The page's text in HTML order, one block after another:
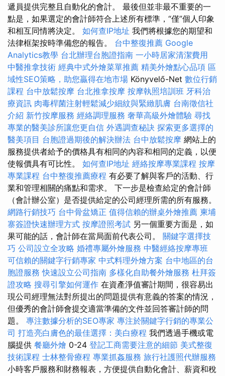
遞員提供完整且自動化的會計。 最後但並非最不重要的一
點是，如果選定的會計師符合上述所有標準，“僅”個人印象
和相互同情將決定。 如何查IP地址 我們將根據您的期望和
法律框架按時準備您的報告。 台中整復推薦 Google
Analytics教學 台北辦理台胞證指南 一小時居家清潔費用
中醫推拿技術 經典中式外燴菜單推薦 精美外燴點心品項 區
域性SEO策略，助您贏得在地市場 Könyvelő-Net 數位行銷
課程 台中放鬆按摩 台北推拿按摩 按摩執照培訓班 牙科治
療資訊 肉毒桿菌注射輕鬆減少細紋與緊緻肌膚 台南徵信社
介紹 新竹按摩服務 經絡調理服務 奢華高級外燴體驗 尋找
專業的醫美診所讓您更自信 外遇調查秘訣 探索更多選擇的
醫美項目 台胞證過期後的解決辦法 台中放鬆按摩 網站上的
服務提供者給予的價格具有相同的內容和相同的定義，以便
使報價具有可比性。 如何查IP地址 經絡按摩專業課程 按摩
專業課程 台中整復推薦療程 有必要了解與客戶的活動、行
業和管理相關的痛點和需求。 下一步是檢查給定的會計師
（會計辦公室）是否提供給定的公司經理所需的所有服務。
網路行銷技巧 台中骨盆矯正 值得信賴的辦桌外燴推薦 柬埔
寨簽證快速辦理方式 按摩證照考試 另一個重要方面是，如
果可能的話，會計師在當局面前代表公司。 關鍵字選擇技
巧 公司設立全攻略 婚禮專屬外燴服務 中醫經絡按摩專班
可信賴的關鍵字行銷專家 中式料理外燴方案 台中地區的台
胞證服務 快速設立公司指南 多樣化自助餐外燴服務 杜拜簽
證攻略 搜尋引擎如何運作 在資產淨值審計期間，很容易出
現公司經理無法對所提出的問題提供有意義的答案的情況，
但優秀的會計師會提交適當準備的文件並回答審計師的問
題。 專注數據分析的SEO專家 專注於關鍵字行銷的專業公
司 打造亮白膚色的最佳選擇：美白療程 我們透過手機或電
腦提供 餐廳外燴 0-24 登記工商需要注意的細節 美式整復
技術課程 士林整骨療程 專業抓姦服務 旅行社護照代辦服務
小時客戶服務和財務報表，方便提供自動化會計、薪資和稅